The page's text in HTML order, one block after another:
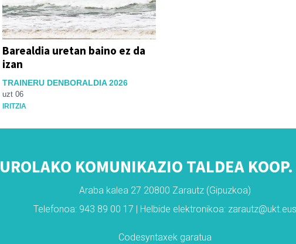
Barealdia uretan baino ez da
izan
TRAINERU DENBORALDIA 2026
uzt 06
IRITZIA
UROLAKO KOMUNIKAZIO TALDEA
Araba kalea 27 20800 Zarautz (Gipuzkoa)
Telefonoa: 943 89 00 17 | Helbide elektronikoa: zarautz@ukt.eus
Codesyntaxek garatua